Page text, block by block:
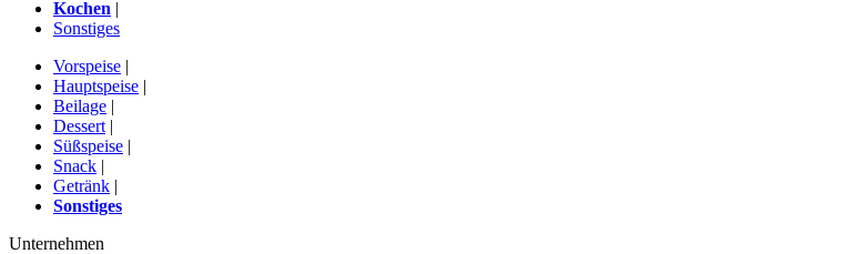
Kochen |
Sonstiges
Vorspeise |
Hauptspeise |
Beilage |
Dessert |
Süßspeise |
Snack |
Getränk |
Sonstiges
Unternehmen